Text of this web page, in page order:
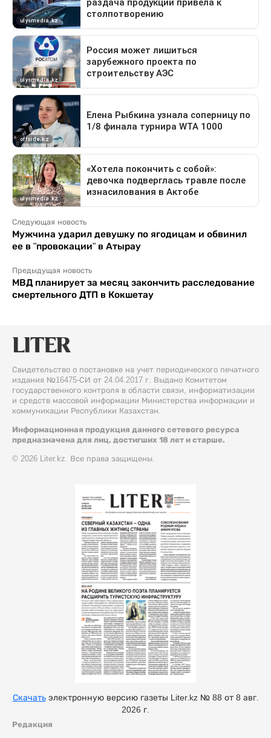
Следующая новость
Мужчина ударил девушку по ягодицам и обвинил
ее в "провокации" в Атырау
Предыдущая новость
МВД планирует за месяц закончить расследование
смертельного ДТП в Кокшетау
Свидетельство о постановке на учет периодического печатного
издания №16475-СИ от 24.04.2017 г. Выдано Комитетом
государственного контроля в области связи, информатизации
и средств массовой информации Министерства информации и
коммуникации Республики Казахстан.
Информационная продукция данного сетевого ресурса
предназначена для лиц, достигших 18 лет и старше.
© 2026 Liter.kz. Все права защищены.
Редакция
Скачатьэлектронную версию газеты Liter.kz № 88 от 8 авг.
2026 г.